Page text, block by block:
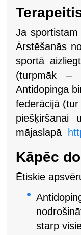
Ja
Ārstēšanās
sportā
(turpmāk –
Antidopinga
federācijā
piešķiršanai
mājaslapā
Kāpēc
Ētiskie
starp